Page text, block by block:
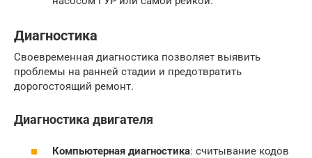
Диагностика
Своевременная диагностика позволяет выявить
проблемы на ранней стадии и предотвратить
дорогостоящий ремонт.
Диагностика двигателя
Компьютерная диагностика: считывание кодов